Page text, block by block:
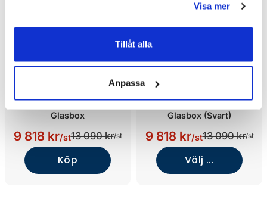
Visa mer
Tillåt alla
Anpassa
Svedbergs WC-Fixtur
Glasbox
9 818 kr/st13 090 kr/st
Köp
Svedbergs WC-Fixtur
Glasbox (Svart)
9 818 kr/st13 090 kr/st
Välj ...